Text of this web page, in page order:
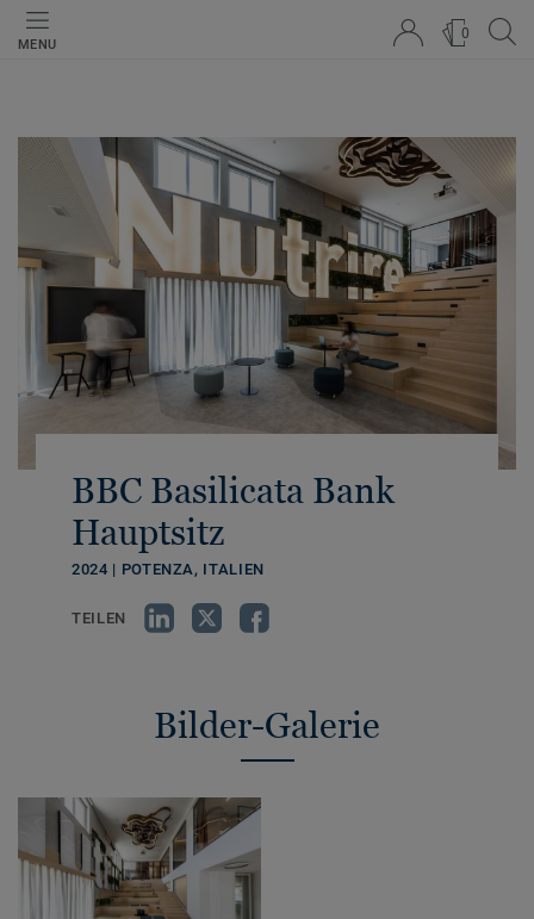
MENU
0
BBC Basilicata Bank
Hauptsitz
2024 | POTENZA, ITALIEN
TEILEN
Bilder-Galerie